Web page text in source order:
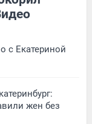
с Екатериной
жен без